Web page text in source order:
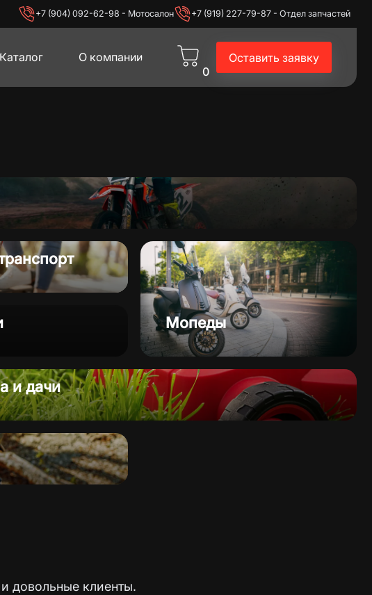
+7 (904) 092-62-98 - Мотосалон +7 (919) 227-79-87 - Отдел запчастей
Каталог
Мотоэкипировка
Эндуро Для дома и дачи
О компании
0
Оставить заявку
Мопеды
и дачи
довольные клиенты.